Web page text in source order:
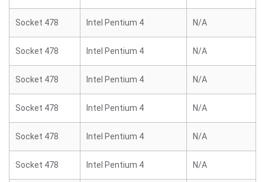
Socket 478 Intel Pentium 4 N/A
Socket 478 Intel Pentium 4 N/A
Socket 478 Intel Pentium 4 N/A
Socket 478 Intel Pentium 4 N/A
Socket 478 Intel Pentium 4 N/A
Socket 478 Intel Pentium 4 N/A